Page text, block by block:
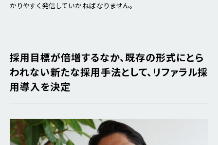
かりやすく発信していかねばなりません。
採用目標が倍増するなか、既存の形式にとら
われない新たな採用手法として、リファラル採
用導入を決定